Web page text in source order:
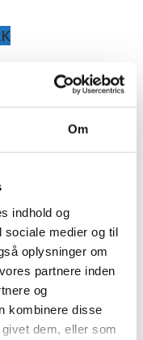
Om
indhold og
sociale medier og til
oplysninger om
partnere inden
og
kombinere disse
dem, eller som